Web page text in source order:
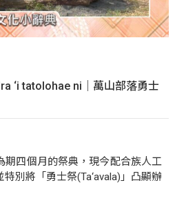
‘i tatolohae ni｜萬山部落勇士
期四個月的祭典，現今配合族人工
別將「勇士祭(Ta‘avala)」凸顯辦